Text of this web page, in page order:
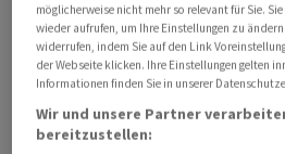
entsprechenden
bedeuteten einen Abstieg um 15
war mit 20 Prozent auf rund 179
am grössten. Dabei wuchs das
alternativen Antriebsarten, wie
möglicherweise nicht mehr so relevant für Sie.
wieder aufrufen, um Ihre Einstellungen zu
widerrufen, indem Sie auf den Link
der Webseite klicken. Ihre Einstellungen gelten
Informationen finden Sie in unserer
Wir und unsere Partner
bereitzustellen: